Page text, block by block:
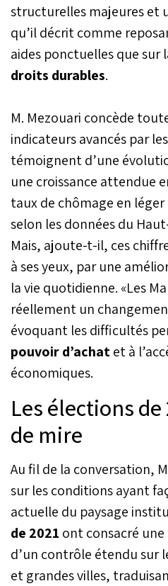
structurelles majeures et
qu’il décrit comme
aides ponctuelles que sur
droits durables.
M. Mezouari concède
indicateurs avancés par
témoignent d’une
une croissance attendue
taux de chômage en
selon les données du
Mais, ajoute-t-il, ces
à ses yeux, par une
la vie quotidienne. «Les
réellement un
évoquant les difficultés
pouvoir d’achatet à
économiques.
Les élections
de mire
Au fil de la conversation,
sur les conditions ayant
actuelle du paysage
de 2021 ont consacré
d’un contrôle étendu sur
et grandes villes,